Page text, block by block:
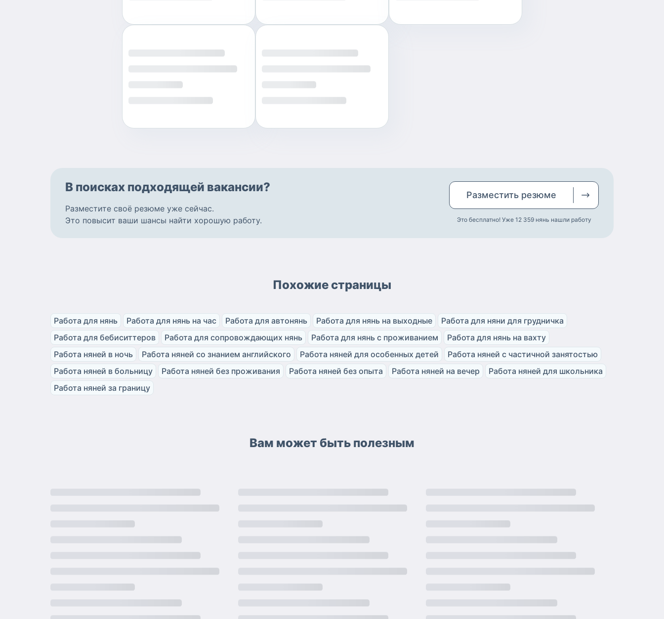
В поисках подходящей вакансии?
Разместите своё резюме уже сейчас.
Это повысит ваши шансы найти хорошую работу.
Разместить резюме
Это бесплатно! Уже 12 359 нянь нашли работу
Похожие страницы
Работа для нянь Работа для нянь на час Работа для автонянь Работа для нянь на выходные
Работа для няни для грудничка
Работа для бебиситтеров
Работа для сопровождающих нянь Работа для нянь с проживанием
Работа для нянь на вахту
Работа няней в ночь
Работа няней со знанием английского Работа няней для особенных детей
Работа няней с частичной занятостью
Работа няней в больницу
Работа няней без проживания Работа няней без опыта Работа няней на вечер
Работа няней для школьника
Работа няней за границу
Вам может быть полезным